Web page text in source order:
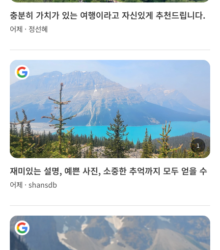
충분히 가치가 있는 여행이라고 자신있게 추천드립니다.
👍
어제 · 정선혜
1
재미있는 설명, 예쁜 사진, 소중한 추억까지 모두 얻을 수
있었습니다.
어제 · shansdb